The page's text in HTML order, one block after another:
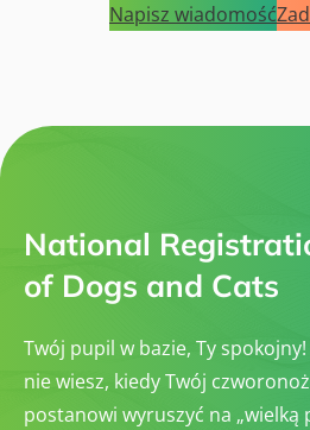
Napisz wiadomość
National
of Dogs and Cats
Twój pupil w bazie, Ty
nie wiesz, kiedy Twój
postanowi wyruszyć na „wielką